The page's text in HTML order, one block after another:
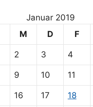
Januar 2019
M D F
2 3 4
9 10 11
16 17 18